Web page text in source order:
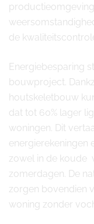
de
Energiebesparing
bouwproject.
houtskeletbouw
dat tot 60% lager
woningen. Dit
energierekeningen
zowel in de koude
zomerdagen. De
zorgen bovendien
woning zonder